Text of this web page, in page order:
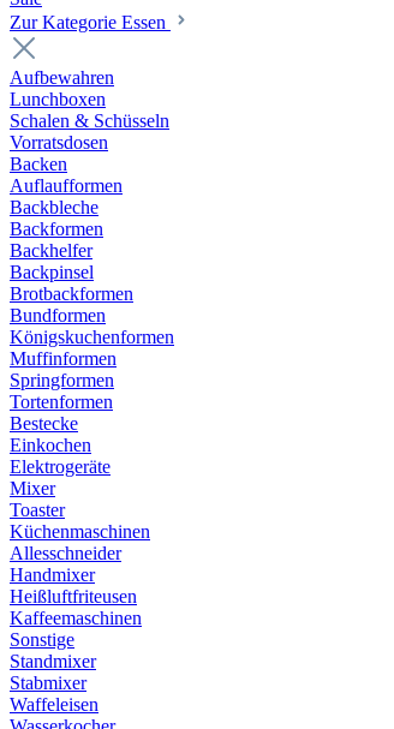
Zur Kategorie Essen
Aufbewahren
Lunchboxen
Schalen & Schüsseln
Vorratsdosen
Backen
Auflaufformen
Backbleche
Backformen
Backhelfer
Backpinsel
Brotbackformen
Bundformen
Königskuchenformen
Muffinformen
Springformen
Tortenformen
Bestecke
Einkochen
Elektrogeräte
Mixer
Toaster
Küchenmaschinen
Allesschneider
Handmixer
Heißluftfriteusen
Kaffeemaschinen
Sonstige
Standmixer
Stabmixer
Waffeleisen